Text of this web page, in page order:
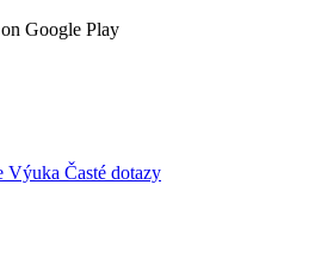
Google Play
Výuka Časté dotazy